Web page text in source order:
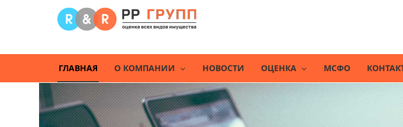
ГЛАВНАЯ О КОМПАНИИ НОВОСТИ ОЦЕНКА МСФО